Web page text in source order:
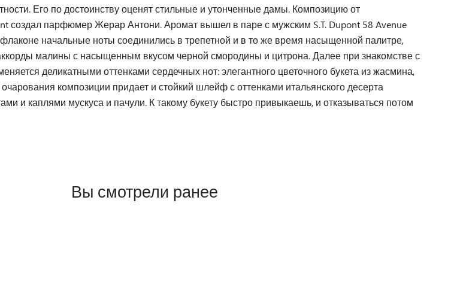
Его по достоинству оценят стильные и утонченные дамы. Композицию от
создал парфюмер Жерар Антони. Аромат вышел в паре с мужским S.T. Dupont 58 Avenue
начальные ноты соединились в трепетной и в то же время насыщенной палитре,
малины с насыщенным вкусом черной смородины и цитрона. Далее при знакомстве с
деликатными оттенками сердечных нот: элегантного цветочного букета из жасмина,
композиции придает и стойкий шлейф с оттенками итальянского десерта
и каплями мускуса и пачули. К такому букету быстро привыкаешь, и отказываться потом
Вы смотрели ранее